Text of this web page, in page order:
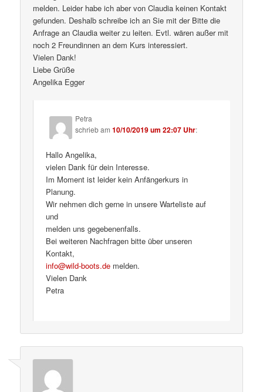
melden. Leider habe ich aber von Claudia keinen Kontakt
gefunden. Deshalb schreibe ich an Sie mit der Bitte die
Anfrage an Claudia weiter zu leiten. Evtl. wären außer mit
noch 2 Freundinnen an dem Kurs interessiert.
Vielen Dank!
Liebe Grüße
Angelika Egger
Petra
schriebam10/10/2019 um 22:07 Uhr:
Hallo Angelika,
vielen Dank für dein Interesse.
Im Moment ist leider kein Anfängerkurs in
Planung.
Wir nehmen dich gerne in unsere Warteliste auf
und
melden uns gegebenenfalls.
Bei weiteren Nachfragen bitte über unseren
Kontakt,
info@wild-boots.de melden.
Vielen Dank
Petra